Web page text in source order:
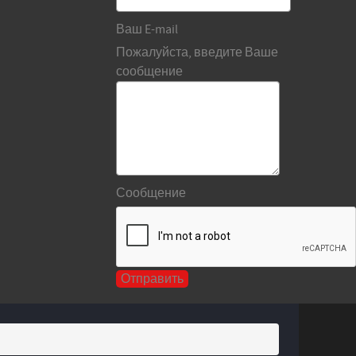
Ваш E-mail
Пожалуйста, введите Ваше
сообщение
Сообщение